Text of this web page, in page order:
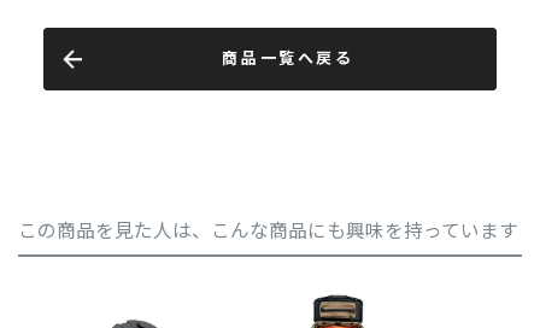
商品一覧へ戻る
この商品を見た人は、こんな商品にも興味を持っています